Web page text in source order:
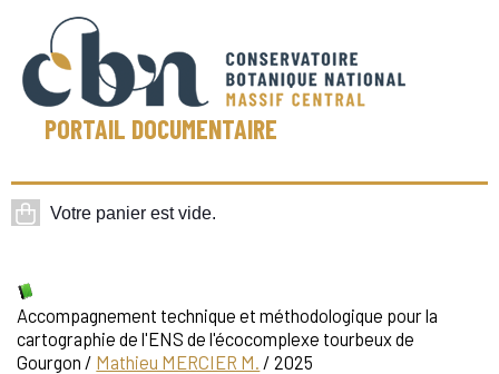
PORTAIL DOCUMENTAIRE
Accompagnement technique et méthodologique pour la
cartographie de l'ENS de l'écocomplexe tourbeux de
Gourgon / Mathieu MERCIER M. / 2025